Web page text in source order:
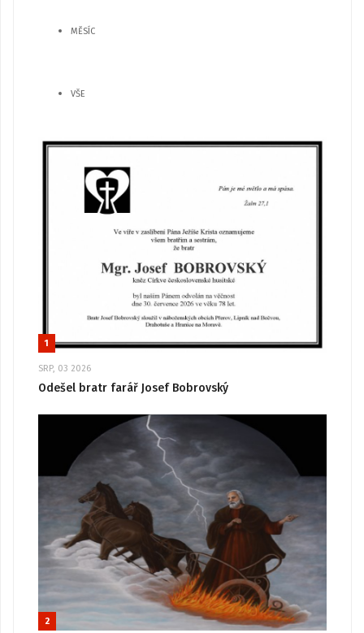
MĚSÍC
VŠE
1
SRP, 03 2026
Odešel bratr farář Josef Bobrovský
2